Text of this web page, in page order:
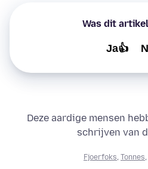
Was dit
Ja👍
Deze aardige mensen
schrijven van
Fjoerfoks Tonnes